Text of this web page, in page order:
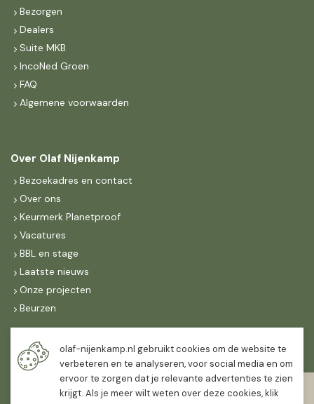
Bezorgen
Dealers
Suite MKB
IncoNed Groen
FAQ
Algemene voorwaarden
Over Olaf Nijenkamp
Bezoekadres en contact
Over ons
Keurmerk Planetproof
Vacatures
BBL en stage
Laatste nieuws
Onze projecten
Beurzen
Maandag t/m vrijdag
07:30-
16:30
olaf-nijenkamp.nl gebruikt cookies om de website te
verbeteren en te analyseren, voor social media en om
ervoor te zorgen dat je relevante advertenties te zien
krijgt. Als je meer wilt weten over deze cookies, klik